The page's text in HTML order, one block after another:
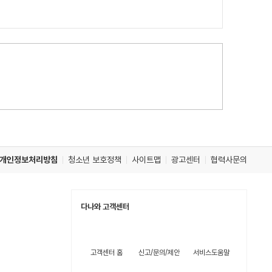
개인정보처리방침 청소년 보호정책 사이트맵 광고센터 협력사문의
다나와 고객센터
고객센터 홈 신고/문의/제안 서비스도움말